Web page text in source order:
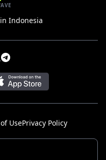
Indonesia
UsePrivacy Policy